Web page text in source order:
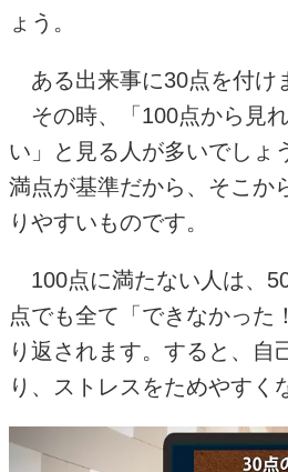
ょう。
ある出来事に30点を付け
その時、「 100点から見
い」と見る人が多いでしょ
満点が基準だから、そこか
りやすいものです。
100点に満たない人は、
点でも全て「できなかった
り返されます。すると、自
り、ストレスをためやすく